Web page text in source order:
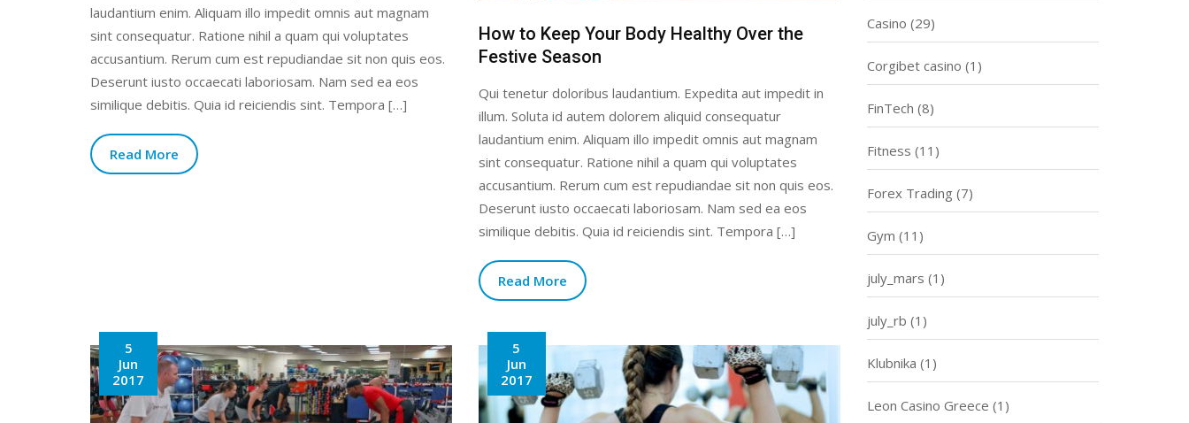
laudantium enim. Aliquam illo impedit omnis aut magnam
sint consequatur. Ratione nihil a quam qui voluptates
accusantium. Rerum cum est repudiandae sit non quis eos.
Deserunt iusto occaecati laboriosam. Nam sed ea eos
similique debitis. Quia id reiciendis sint. Tempora […]
Read More
How to Keep Your Body Healthy Over the
Festive Season
Qui tenetur doloribus laudantium. Expedita aut impedit in
illum. Soluta id autem dolorem aliquid consequatur
laudantium enim. Aliquam illo impedit omnis aut magnam
sint consequatur. Ratione nihil a quam qui voluptates
accusantium. Rerum cum est repudiandae sit non quis eos.
Deserunt iusto occaecati laboriosam. Nam sed ea eos
similique debitis. Quia id reiciendis sint. Tempora […]
Read More
5
Jun
2017
5
Jun
2017
Casino (29)
Corgibet casino (1)
FinTech (8)
Fitness (11)
Forex Trading (7)
Gym (11)
july_mars (1)
july_rb (1)
Klubnika (1)
Leon Casino Greece (1)